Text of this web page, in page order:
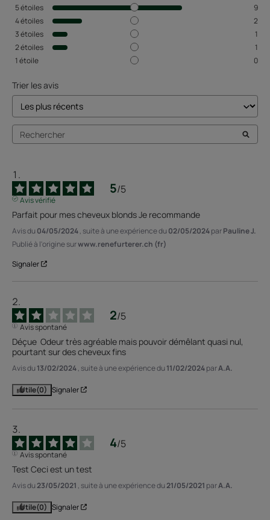
5étoiles
9
4étoiles
2
3étoiles
1
2étoiles
1
1étoile 0
Trier les avis
5/5
Avis vérifié
Parfait pour mes cheveux blonds Je recommande
Avis du 04/05/2024, suite à une expérience du 02/05/2024parPauline J.
Publié à l'origine surwww.renefurterer.ch (fr)
Signaler
2/5
Avis spontané
Déçue  Odeur très agréable mais pouvoir démêlant quasi nul,
pourtant sur des cheveux fins
Avis du 13/02/2024, suite à une expérience du 11/02/2024parA.A.
Utile(0) Signaler
4/5
Avis spontané
Test Ceci est un test
Avis du23/05/2021 , suite à une expérience du21/05/2021 parA.A.
Utile(0) Signaler